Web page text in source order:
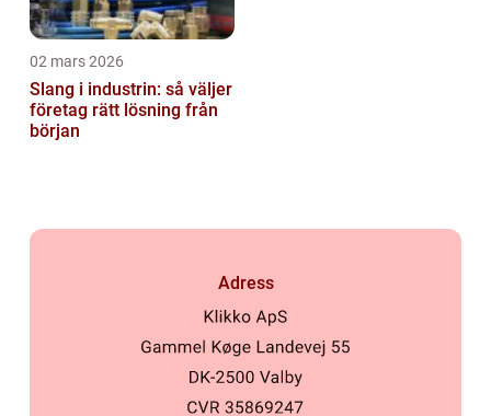
02 mars 2026
Slang i industrin: så väljer
företag rätt lösning från
början
Adress